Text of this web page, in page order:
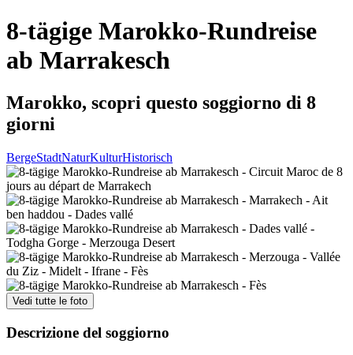
8-tägige Marokko-Rundreise
ab Marrakesch
Marokko, scopri questo soggiorno di 8
giorni
BergeStadtNaturKulturHistorisch
Vedi tutte le foto
Descrizione del soggiorno